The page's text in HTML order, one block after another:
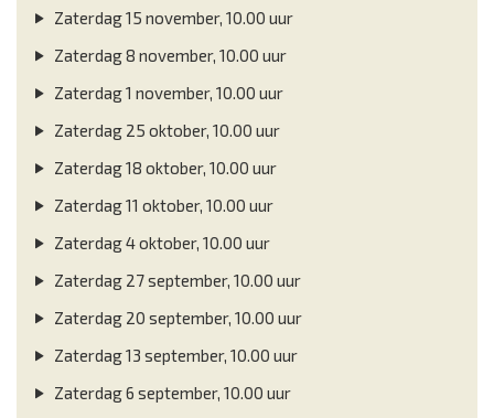
Zaterdag 15 november, 10.00 uur
Zaterdag 8 november, 10.00 uur
Zaterdag 1 november, 10.00 uur
Zaterdag 25 oktober, 10.00 uur
Zaterdag 18 oktober, 10.00 uur
Zaterdag 11 oktober, 10.00 uur
Zaterdag 4 oktober, 10.00 uur
Zaterdag 27 september, 10.00 uur
Zaterdag 20 september, 10.00 uur
Zaterdag 13 september, 10.00 uur
Zaterdag 6 september, 10.00 uur